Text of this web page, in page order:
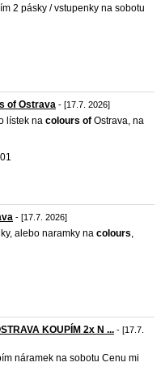
2 pásky / vstupenky na sobotu
of Ostrava - [17.7. 2026]
lístek na colours of Ostrava, na
- [17.7. 2026]
alebo naramky na colours,
KOUPÍM 2x N ... - [17.7.
náramek na sobotu Cenu mi